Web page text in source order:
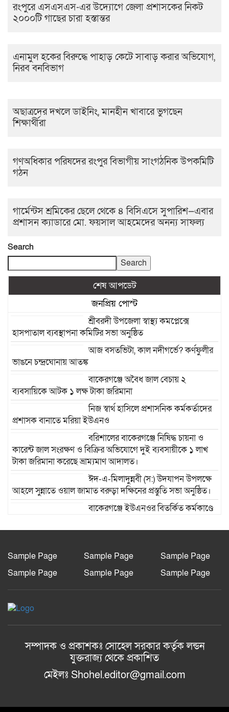
রংপুরে এসএসএস-এর উদ্যোগে জেলা প্রশাসকের নিকট
২০০০টি গাছের চারা হস্তান্তর
এনামুল হকের বিরুদ্ধে পাহাড় কেটে সাবাড় করার অভিযোগ,
নিরব বনবিভাগ
অছাত্রদের দখলে ডাইনিং, মানহীন খাবারে ভুগছেন
শিক্ষার্থীরা
গণঅধিকার পরিষদের রংপুর বিভাগীয় সাংগঠনিক উপকমিটি
গঠন
গার্মেন্টস শ্রমিকের ছেলে থেকে ৪ বিসিএসে সুপারিশ—এবার
প্রশাসন ক্যাডারে মো. ফয়সাল আহমেদের অনন্য সাফল্য
Search
Search
শেষ আপডেট
জনপ্রিয় পোস্ট
শ্রীবরদী উপজেলা স্বাস্থ্য কমপ্লেক্সে
হাসপাতাল ব্যবস্থাপনা কমিটির সভা অনুষ্ঠিত
আজ বসতভিটা, কাল নদীগর্ভে? কর্ণফুলীর
ভাঙনে চন্দ্রঘোনায় আতঙ্ক
বাকেরগঞ্জে অবৈধ জাল বেচায় ২
ব্যবসায়িকে আটক ১ লক্ষ টাকা জরিমানা
নিজ স্বার্থ হাসিলে প্রশাসনিক কর্মকর্তাদের
প্রশাসক বানাতে মরিয়া ইউএনও
বরিশালের বাকেরগঞ্জে নিষিদ্ধ চায়না ও
কারেন্ট জাল সংরক্ষণ ও বিক্রির অভিযোগে দুই ব্যবসায়ীকে ১ লাখ
টাকা জরিমানা করেছে ভ্রাম্যমাণ আদালত।
ঈদ-এ-মিলাদুন্নবী (স:) উদযাপন উপলক্ষে
আহলে সুন্নাতে ওয়াল জামাত বরুড়া দক্ষিনের প্রস্তুতি সভা অনুষ্ঠিত।
বাকেরগঞ্জে ইউএনওর বিতর্কিত কর্মকাণ্ডে
বিএম কলেজ ছাত্র ইউনিয়নের সভাপতি
Sample Page Sample Page
Sample Page
Sample Page
Sample Page Sample Page
সম্পাদক ও প্রকাশকঃ সোহেল সরকার কর্তৃক লন্ডন
যুক্তরাজ্য থেকে প্রকাশিত
মেইলঃ Shohel.editor@gmail.com